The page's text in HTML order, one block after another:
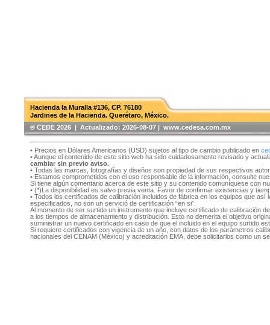
Hacienda la Muralla #136, CP. 76180
Jardines de la Hacienda. Querétaro, México.
®️ CEDE 2026 | Actualizado: 2026-08-07 | www.cedesa.com.mx
• Precios en Dólares Americanos (USD) sujetos al tipo de cambio publicado en
• Aunque el contenido de este sitio web ha sido cuidadosamente revisado y
cambiar sin previo aviso.
• Todas las marcas, fotografías y diseños son propiedad de sus respectivos
• Estamos comprometidos con el uso responsable de la información, consulte
Si tiene algún comentario acerca de este sitio y su contenido comuníquese con
• (*)La disponibilidad es salvo previa venta. Favor de confirmar existencias y
• Todos los certificados de calibración incluidos de fábrica en los equipos que
especificados, no son un servició de certificación “en si”.
Al momento de ser surtido un instrumento que incluye certificado de calibración
a los tiempos de almacenamiento y distribución. Esto no demerita el objetivo
suministrar un nuevo certificado en caso de que el incluido en el equipo surtido
Si requiere certificados con vigencia de un año, con datos de los parámetros
nacionales del CENAM (México) y acreditación EMA, debe solicitarlos como un